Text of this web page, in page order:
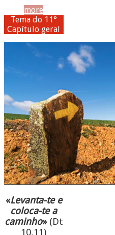
more
Tema do 11°
Capítulo geral
«Levanta-te e
coloca-te a
caminho»(Dt
10,11)